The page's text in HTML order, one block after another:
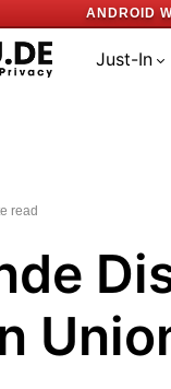
ANDROID
Just-In
read